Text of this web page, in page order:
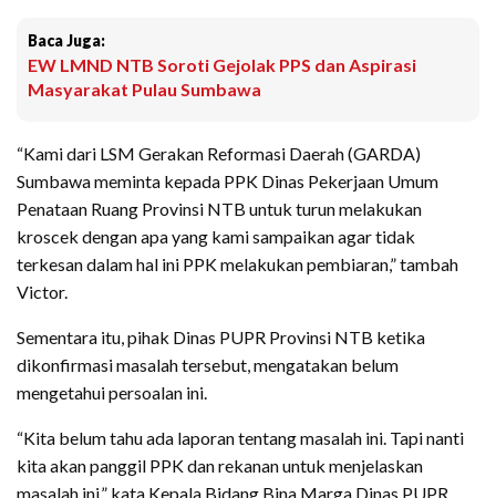
Baca Juga:
EW LMND NTB Soroti Gejolak PPS dan Aspirasi
Masyarakat Pulau Sumbawa
“Kami dari LSM Gerakan Reformasi Daerah (GARDA)
Sumbawa meminta kepada PPK Dinas Pekerjaan Umum
Penataan Ruang Provinsi NTB untuk turun melakukan
kroscek dengan apa yang kami sampaikan agar tidak
terkesan dalam hal ini PPK melakukan pembiaran,” tambah
Victor.
Sementara itu, pihak Dinas PUPR Provinsi NTB ketika
dikonfirmasi masalah tersebut, mengatakan belum
mengetahui persoalan ini.
“Kita belum tahu ada laporan tentang masalah ini. Tapi nanti
kita akan panggil PPK dan rekanan untuk menjelaskan
masalah ini,” kata Kepala Bidang Bina Marga Dinas PUPR